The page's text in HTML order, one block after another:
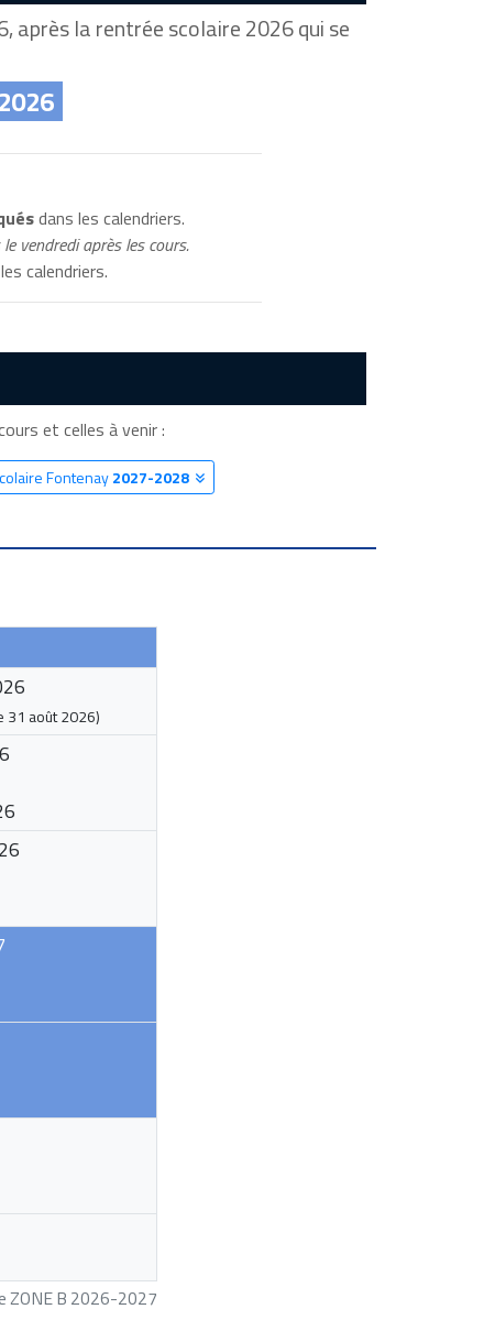
après la rentrée scolaire 2026 qui se
dans les calendriers.
vendredi après les cours.
calendriers.
et celles à venir :
Fontenay2027-2028
ZONE B 2026-2027
31 août 2026)